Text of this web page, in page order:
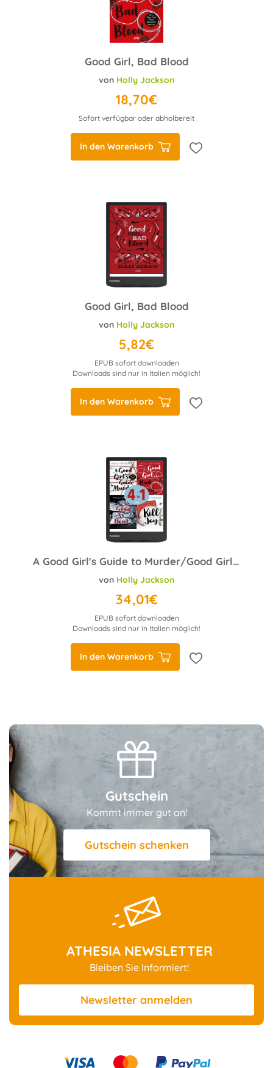
Good Girl, Bad Blood
von Holly Jackson
18,70€
Sofort verfügbar oder abholbereit
In den Warenkorb
Good Girl, Bad Blood
von Holly Jackson
5,82€
EPUB sofort downloaden
Downloads sind nur in Italien möglich!
In den Warenkorb
A Good Girl's Guide to Murder/Good Girl, Bad Blood/As Good as Dead/Kill Joy
von Holly Jackson
34,01€
EPUB sofort downloaden
Downloads sind nur in Italien möglich!
In den Warenkorb
Gutschein
Kommt immer gut an!
Gutschein schenken
ATHESIA NEWSLETTER
Bleiben Sie Informiert!
Newsletter anmelden